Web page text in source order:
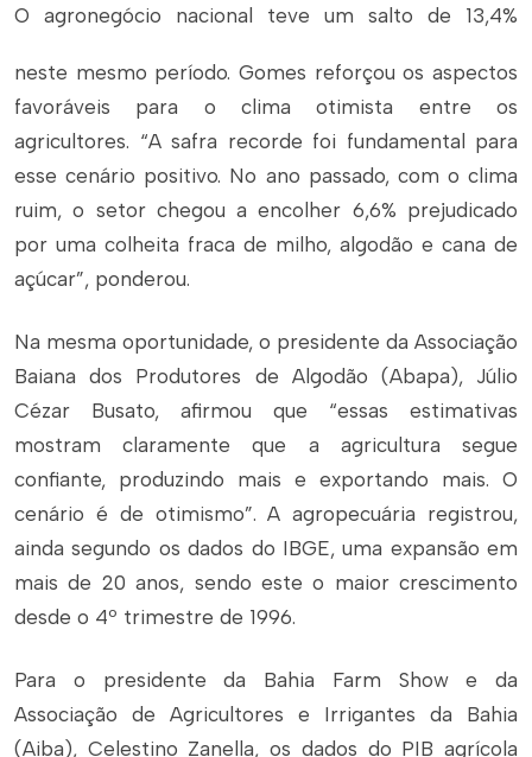
O agronegócio nacional teve um salto de 13,4%
neste mesmo período. Gomes reforçou os aspectos
favoráveis para o clima otimista entre os
agricultores. “A safra recorde foi fundamental para
esse cenário positivo. No ano passado, com o clima
ruim, o setor chegou a encolher 6,6% prejudicado
por uma colheita fraca de milho, algodão e cana de
açúcar”, ponderou.
Na mesma oportunidade, o presidente da Associação
Baiana dos Produtores de Algodão (Abapa), Júlio
Cézar Busato, afirmou que “essas estimativas
mostram claramente que a agricultura segue
confiante, produzindo mais e exportando mais. O
cenário é de otimismo”. A agropecuária registrou,
ainda segundo os dados do IBGE, uma expansão em
mais de 20 anos, sendo este o maior crescimento
desde o 4º trimestre de 1996.
Para o presidente da Bahia Farm Show e da
Associação de Agricultores e Irrigantes da Bahia
(Aiba), Celestino Zanella, os dados do PIB agrícola